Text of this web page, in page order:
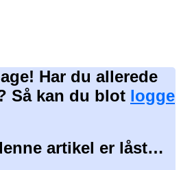
Har du allerede
Så kan du blot logge
artikel er låst…